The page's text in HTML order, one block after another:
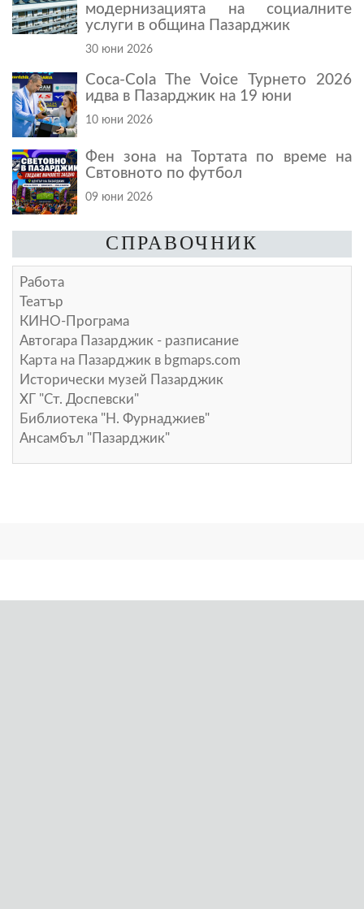
модернизацията на социалните
услуги в община Пазарджик
30 юни 2026
Coca-Cola The Voice Турнето 2026
идва в Пазарджик на 19 юни
10 юни 2026
Фен зона на Тортата по време на
Свтовното по футбол
09 юни 2026
СПРАВОЧНИК
Работа
Театър
КИНО-Програма
Автогара Пазарджик - разписание
Карта на Пазарджик в bgmaps.com
Исторически музей Пазарджик
ХГ "Ст. Доспевски"
Библиотека "Н. Фурнаджиев"
Ансамбъл "Пазарджик"